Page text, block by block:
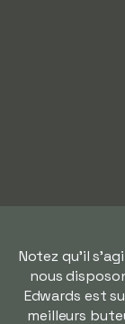
Notez qu'il
nous
Edwards est
meilleurs